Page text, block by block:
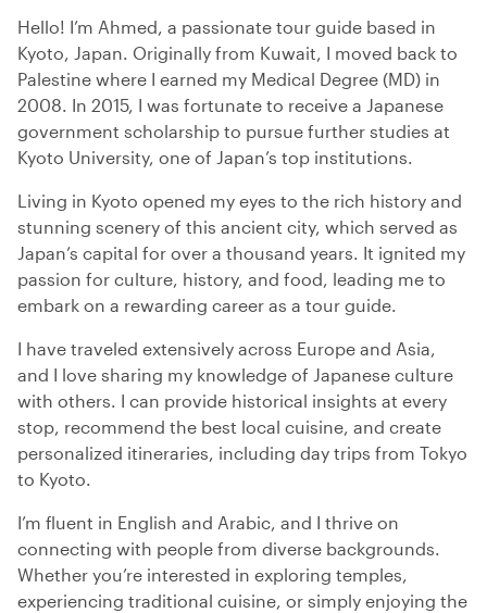
Hello! I’m Ahmed, a passionate tour guide based in
Kyoto, Japan. Originally from Kuwait, I moved back to
Palestine where I earned my Medical Degree (MD) in
2008. In 2015, I was fortunate to receive a Japanese
government scholarship to pursue further studies at
Kyoto University, one of Japan’s top institutions.
Living in Kyoto opened my eyes to the rich history and
stunning scenery of this ancient city, which served as
Japan’s capital for over a thousand years. It ignited my
passion for culture, history, and food, leading me to
embark on a rewarding career as a tour guide.
I have traveled extensively across Europe and Asia,
and I love sharing my knowledge of Japanese culture
with others. I can provide historical insights at every
stop, recommend the best local cuisine, and create
personalized itineraries, including day trips from Tokyo
to Kyoto.
I’m fluent in English and Arabic, and I thrive on
connecting with people from diverse backgrounds.
Whether you’re interested in exploring temples,
experiencing traditional cuisine, or simply enjoying the